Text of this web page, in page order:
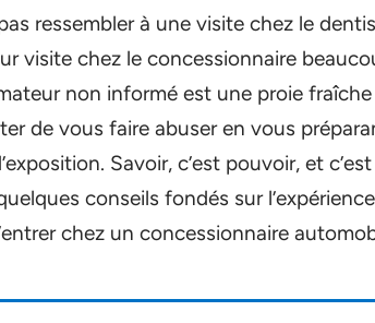
ressembler à une visite chez le
visite chez le concessionnaire
non informé est une proie
de vous faire abuser en vous
Savoir, c’est pouvoir, et
conseils fondés sur
chez un concessionnaire